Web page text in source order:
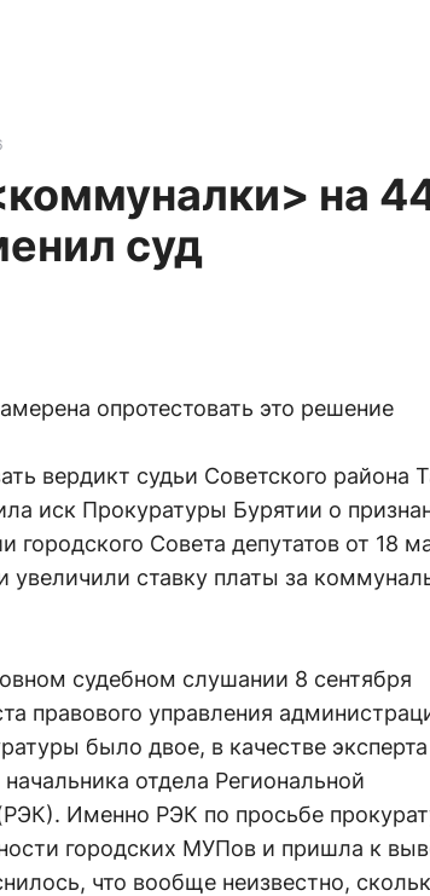
на
суд
опротестовать это решение
вердикт судьи Советского района
иск Прокуратуры Бурятии о
городского Совета депутатов от 18
увеличили ставку платы за
судебном слушании 8 сентября
правового управления
было двое, в качестве
отдела Региональной
Именно РЭК по просьбе
городских МУПов и пришла к
что вообще неизвестно,